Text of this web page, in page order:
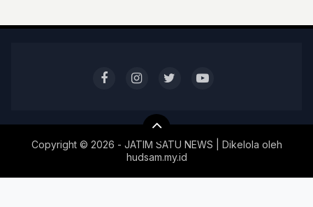
Copyright © 2026 - JATIM SATU NEWS | Dikelola oleh
hudsam.my.id